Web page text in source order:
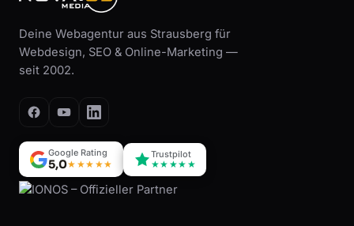
Deine Webagentur aus Strausberg für
Webdesign, SEO & Online-Marketing —
seit 2002.
Google Rating
5,0★★★★★
Trustpilot
★★★★★